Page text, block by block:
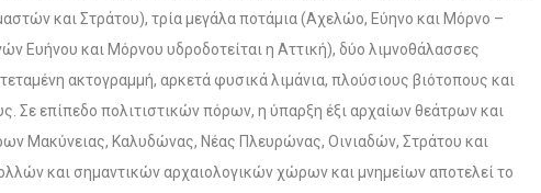
και Στράτου), τρία μεγάλα ποτάμια (Αχελώο, Εύηνο και Μόρνο –
Ευήνου και Μόρνου υδροδοτείται η Αττική), δύο λιμνοθάλασσες
ακτογραμμή, αρκετά φυσικά λιμάνια, πλούσιους βιότοπους και
Σε επίπεδο πολιτιστικών πόρων, η ύπαρξη έξι αρχαίων θεάτρων και
Μακύνειας, Καλυδώνας, Νέας Πλευρώνας, Οινιαδών, Στράτου και
και σημαντικών αρχαιολογικών χώρων και μνημείων αποτελεί το